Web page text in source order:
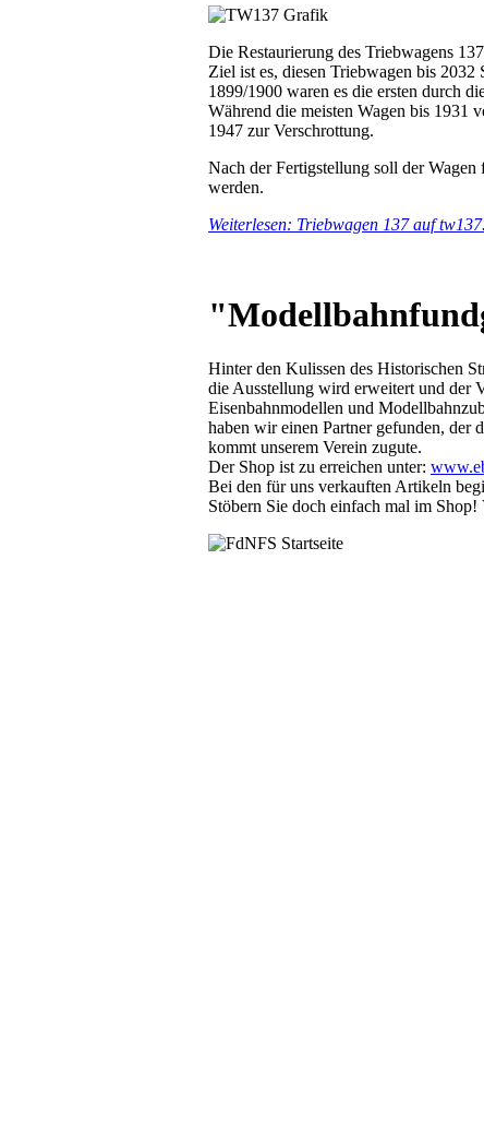
Die Restaurierung des Triebwagens
Ziel ist es, diesen Triebwagen bis
1899/1900 waren es die ersten durch
Während die meisten Wagen bis 1931
1947 zur Verschrottung.
Nach der Fertigstellung soll der Wagen
werden.
Weiterlesen: Triebwagen 137 auf
Hinter den Kulissen des Historischen
die Ausstellung wird erweitert und der
Eisenbahnmodellen und
haben wir einen Partner gefunden, der
kommt unserem Verein zugute.
Der Shop ist zu erreichen unter:
Bei den für uns verkauften Artikeln
Stöbern Sie doch einfach mal im